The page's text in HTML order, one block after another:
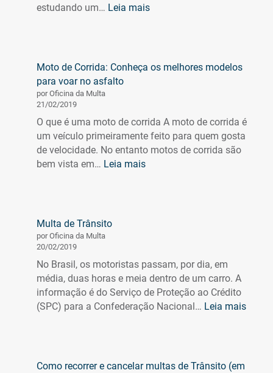
estudando um… Leia mais:
tudo
precisa
saber
aqui
Moto de Corrida: Conheça os melhores modelos
para voar no asfalto
por Oficina da Multa
21/02/2019
O que é uma moto de corrida A moto de corrida é
um veículo primeiramente feito para quem gosta
de velocidade. No entanto motos de corrida são
bem vista em… Leia mais:
modelos
para
voar
no
Multa de Trânsito
por Oficina da Multa
20/02/2019
No Brasil, os motoristas passam, por dia, em
média, duas horas e meia dentro de um carro. A
informação é do Serviço de Proteção ao Crédito
(SPC) para a Confederação Nacional… Leia mais:
Como recorrer e cancelar multas de Trânsito (em